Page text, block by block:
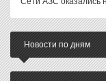
Новости по дням